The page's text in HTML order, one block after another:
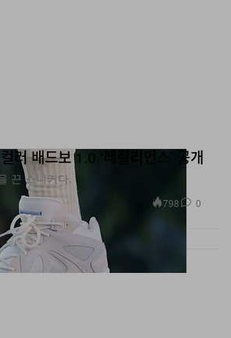
러 배드보 1.0 ‘레질리언스’ 공개
끈 스니커다.
798 0